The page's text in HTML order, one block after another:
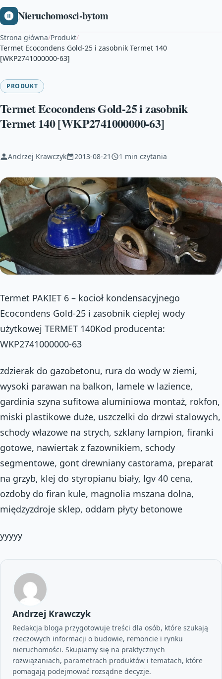
Nieruchomosci-bytom
Strona główna/Produkt/
Termet Ecocondens Gold-25 i zasobnik Termet 140
[WKP2741000000-63]
PRODUKT
Termet Ecocondens Gold-25 i zasobnik
Termet 140 [WKP2741000000-63]
Andrzej Krawczyk 2013-08-21 1 min czytania
Termet PAKIET 6 – kocioł kondensacyjnego
Ecocondens Gold-25 i zasobnik ciepłej wody
użytkowej TERMET 140Kod producenta:
WKP2741000000-63
zdzierak do gazobetonu, rura do wody w ziemi,
wysoki parawan na balkon, lamele w lazience,
gardinia szyna sufitowa aluminiowa montaż, rokfon,
miski plastikowe duże, uszczelki do drzwi stalowych,
schody włazowe na strych, szklany lampion, firanki
gotowe, nawiertak z fazownikiem, schody
segmentowe, gont drewniany castorama, preparat
na grzyb, klej do styropianu biały, lgv 40 cena,
ozdoby do firan kule, magnolia mszana dolna,
międzyzdroje sklep, oddam płyty betonowe
yyyyy
Andrzej Krawczyk
Redakcja bloga przygotowuje treści dla osób, które szukają
rzeczowych informacji o budowie, remoncie i rynku
nieruchomości. Skupiamy się na praktycznych
rozwiązaniach, parametrach produktów i tematach, które
pomagają podejmować rozsądne decyzje.